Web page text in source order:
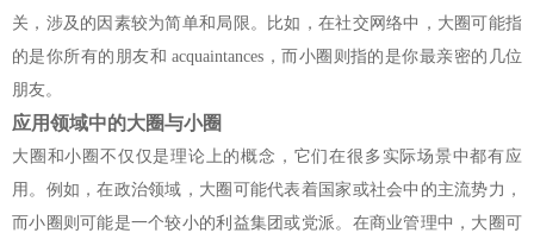
关，涉及的因素较为简单和局限。比如，在社交网络中，大圈可能指
的是你所有的朋友和 acquaintances，而小圈则指的是你最亲密的几位
朋友。
应用领域中的大圈与小圈
大圈和小圈不仅仅是理论上的概念，它们在很多实际场景中都有应
用。例如，在政治领域，大圈可能代表着国家或社会中的主流势力，
而小圈则可能是一个较小的利益集团或党派。在商业管理中，大圈可